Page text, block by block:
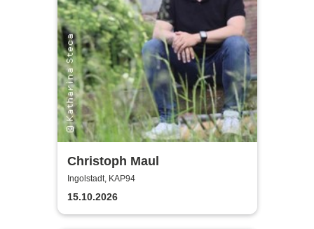
Christoph Maul
Ingolstadt, KAP94
15.10.2026